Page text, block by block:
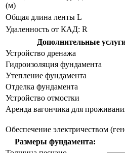
(м)
Общая длина ленты L
Удаленность от КАД: R
Дополнительные
Устройство дренажа
Гидроизоляция фундамента
Утепление фундамента
Отделка фундамента
Устройство отмостки
Аренда вагончика для
Обеспечение электричеством
Размеры фундамента: